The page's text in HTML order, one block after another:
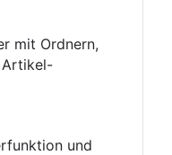
mit Ordnern,
Artikel-
und